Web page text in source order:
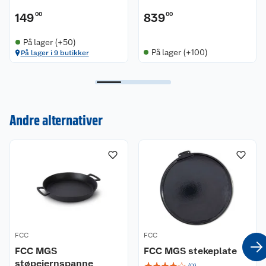
14900
På lager (+50)
På lager i 9 butikker
83900
På lager (+100)
Andre alternativer
FCC
FCC MGS
støpejernspanne
FCC
FCC MGS stekeplate
Om oss
Våre butikker
Våre merkevarer
Coop kjeder
Kontakt oss
Reklamasjon og garanti
Betalingsalternativer